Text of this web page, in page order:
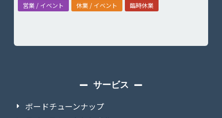
営業 / イベント
休業 / イベント 臨時休業
サービス
ボードチューンナップ